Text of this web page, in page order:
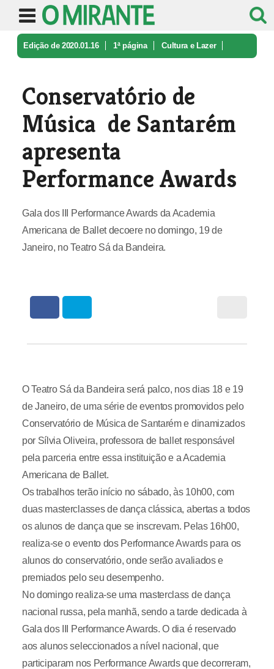
Edição de 2020.01.16 1ª página Cultura e Lazer
Conservatório de
Música de Santarém
apresenta
Performance Awards
Gala dos III Performance Awards da Academia
Americana de Ballet decoere no domingo, 19 de
Janeiro, no Teatro Sá da Bandeira.
O Teatro Sá da Bandeira será palco, nos dias 18 e 19
de Janeiro, de uma série de eventos promovidos pelo
Conservatório de Música de Santarém e dinamizados
por Sílvia Oliveira, professora de ballet responsável
pela parceria entre essa instituição e a Academia
Americana de Ballet.
Os trabalhos terão início no sábado, às 10h00, com
duas masterclasses de dança clássica, abertas a todos
os alunos de dança que se inscrevam. Pelas 16h00,
realiza-se o evento dos Performance Awards para os
alunos do conservatório, onde serão avaliados e
premiados pelo seu desempenho.
No domingo realiza-se uma masterclass de dança
nacional russa, pela manhã, sendo a tarde dedicada à
Gala dos III Performance Awards. O dia é reservado
aos alunos seleccionados a nível nacional, que
participaram nos Performance Awards que decorreram,